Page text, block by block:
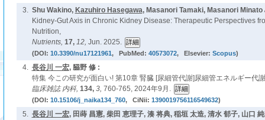
3. Shu Wakino, Kazuhiro Hasegawa, Masanori Tamaki, Masanori Minato
Kidney-Gut Axis in Chronic Kidney Disease: Therapeutic Perspectives
Nutrition,
Nutrients, 17, 12, Jun. 2025.
(DOI: 10.3390/nu17121961, PubMed: 40573072, Elsevier: Scopus)
4. 長谷川 一宏, 𦚰野 修 :
特集 今この研究が面白い! 第10章 腎臓 [尿細管代謝]尿細管エネルギー代
臨床雑誌 内科, 134, 3, 760-765, 2024年9月.
(DOI: 10.15106/j_naika134_760, CiNii: 1390019756116549632)
5. 長谷川 一宏, 田蒔 昌憲, 柴田 恵理子, 湊 将典, 稲垣 太造, 清水 郁子, 山口